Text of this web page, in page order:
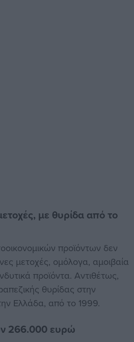
με θυρίδα από το
προϊόντων δεν
μετοχές, ομόλογα, αμοιβαία
προϊόντα. Αντιθέτως,
θυρίδας στην
Ελλάδα, από το 1999.
266.000 ευρώ